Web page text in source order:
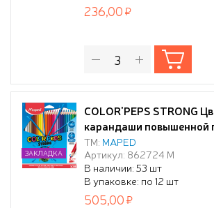
236,00
COLOR'PEPS STRONG
карандаши повышенной
пластиковые, 24 цвета, в
коробке с подвесом
(10216170/080320/
КИТАЙ)
ТМ: MAPED
Артикул: 862724 М
В наличии: 53 шт
В упаковке: по 12 шт
ЗАКЛАДКА
505,00